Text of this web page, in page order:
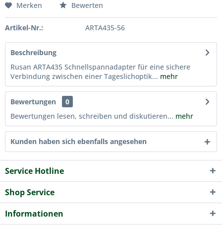
Merken Bewerten
Artikel-Nr.: ARTA435-56
Beschreibung
Rusan ARTA435 Schnellspannadapter für eine sichere
Verbindung zwischen einer Tageslichoptik... mehr
Bewertungen
0
Bewertungen lesen, schreiben und diskutieren... mehr
Kunden haben sich ebenfalls angesehen
Service Hotline
Shop Service
Informationen